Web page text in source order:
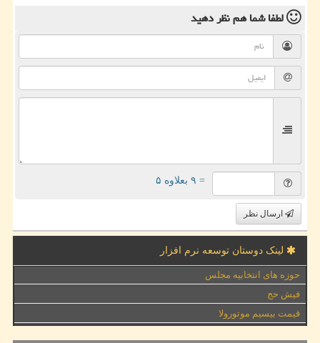
لطفا شما همنظر دهید
= ۹ بعلاوه ۵
ارسال نظر
لینک دوستان توسعه نرم افزار
حوزه های انتخابیه مجلس
فیش حج
قیمت بیسیم موتورولا